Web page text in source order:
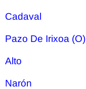
Cadaval
Pazo De Irixoa (O)
Alto
Narón